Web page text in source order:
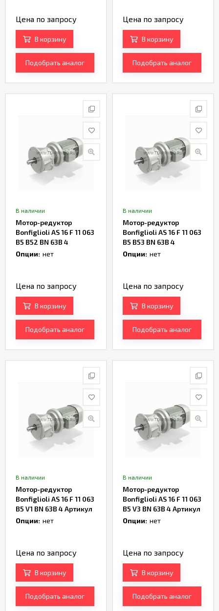
Цена по запросу
В корзину
Подобрать аналог
Цена по запросу
В корзину
Подобрать аналог
В наличии
Мотор-редуктор
Bonfiglioli AS 16 F 11 063
B5 B52 BN 63B 4
Артикул TH235350
Опции: нет
Цена по запросу
В корзину
Подобрать аналог
В наличии
Мотор-редуктор
Bonfiglioli AS 16 F 11 063
B5 B53 BN 63B 4
Артикул TH235351
Опции: нет
Цена по запросу
В корзину
Подобрать аналог
В наличии
Мотор-редуктор
Bonfiglioli AS 16 F 11 063
B5 V1 BN 63B 4 Артикул
TH235352
Опции: нет
Цена по запросу
В корзину
Подобрать аналог
В наличии
Мотор-редуктор
Bonfiglioli AS 16 F 11 063
B5 V3 BN 63B 4 Артикул
TH235353
Опции: нет
Цена по запросу
В корзину
Подобрать аналог